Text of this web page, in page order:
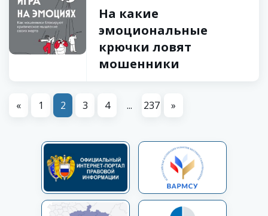
На какие
эмоциональные
крючки ловят
мошенники
« 1 2 3 4 ... 237 »